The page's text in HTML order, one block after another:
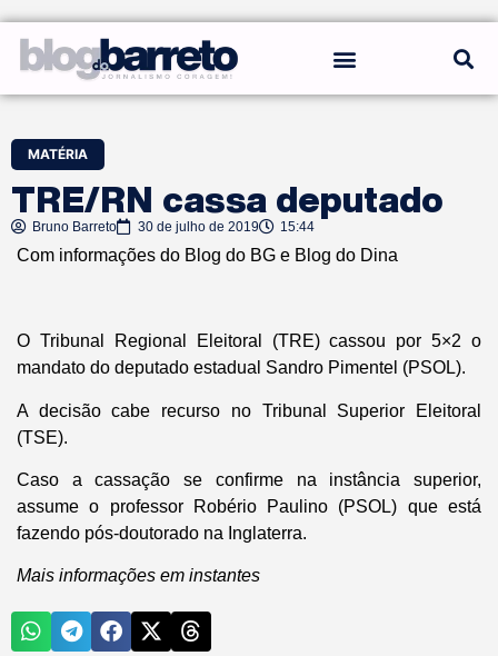
MATÉRIA
TRE/RN cassa deputado
Bruno Barreto 30 de julho de 2019 15:44
Com informações do Blog do BG e Blog do Dina
O Tribunal Regional Eleitoral (TRE) cassou por 5×2 o
mandato do deputado estadual Sandro Pimentel (PSOL).
A decisão cabe recurso no Tribunal Superior Eleitoral
(TSE).
Caso a cassação se confirme na instância superior,
assume o professor Robério Paulino (PSOL) que está
fazendo pós-doutorado na Inglaterra.
Mais informações em instantes